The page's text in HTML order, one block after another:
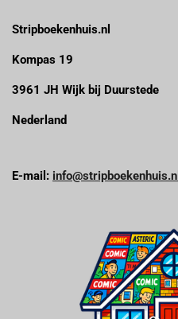
Stripboekenhuis.nl
Kompas 19
3961 JH Wijk bij Duurstede
Nederland
E-mail: info@stripboekenhuis.nl